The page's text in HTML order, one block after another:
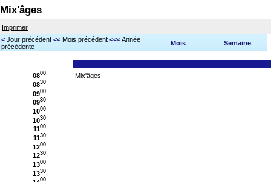
Mix'âges
Imprimer
< Jour précédent << Mois précédent <<<Année
précédente
Mois Semaine
0800
0830
0900
0930
1000
1030
1100
1130
1200
1230
1300
1330
00
Mix'âges